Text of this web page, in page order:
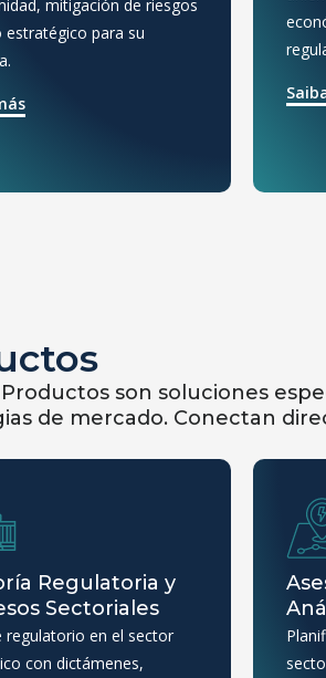
mitigación de riesgos
estratégico para su
son soluciones
de mercado. Conectan
Regulatoria y
Sectoriales
regulatorio en el sector
con dictámenes,